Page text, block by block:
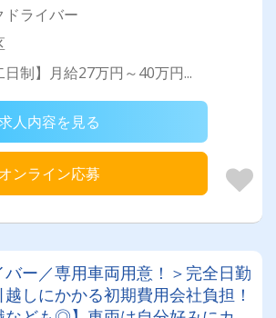
ドライバー
日制】月給27万円～40万円...
人内容を見る
オンライン応募
ー／専用車両用意！＞完全日勤
しにかかる初期費用会社負担！